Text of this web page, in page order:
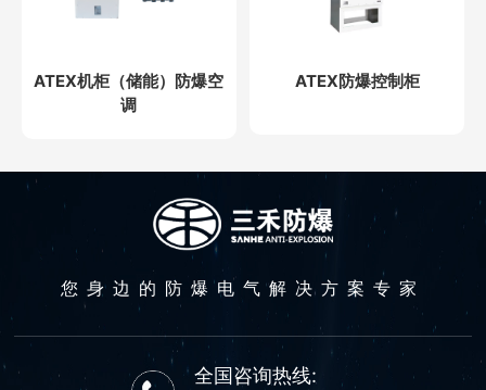
ATEX机柜（储能）防爆空
调
ATEX防爆控制柜
您身边的防爆电气解决方案专家
全国咨询热线: